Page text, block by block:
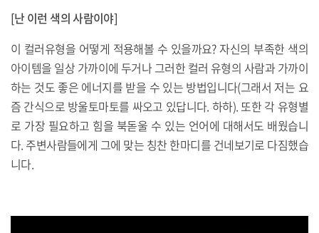
[난 이런 색의 사람이야]
이 컬러유형을 어떻게 적용해볼 수 있을까요? 자신의 부족한 색의
아이템을 일상 가까이에 두거나 그러한 컬러 유형의 사람과 가까이
하는 것도 좋은 에너지를 받을 수 있는 방법입니다(그래서 저는 요
즘 간식으로 방울토마토를 싸오고 있답니다. 하하). 또한 각 유형별
로 가장 필요하고 힘을 북돋울 수 있는 언어에 대해서도 배웠습니
다. 주변사람들에게 그에 맞는 칭찬 한마디를 건네보기로 다짐했습
니다.